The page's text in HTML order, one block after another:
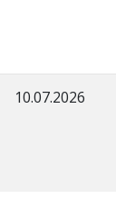
10.07.2026